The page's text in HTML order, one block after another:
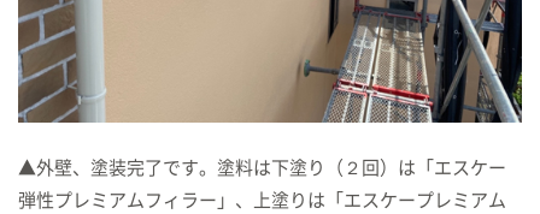
▲外壁、塗装完了です。塗料は下塗り（２回）は「エスケー
弾性プレミアムフィラー」、上塗りは「エスケープレミアム